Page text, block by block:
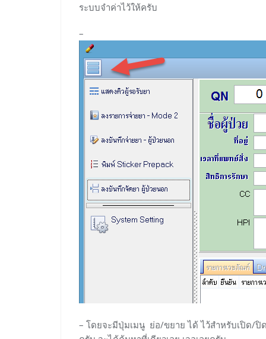
ระบบจำค่าไว้ให้ครับ
–
– โดยจะมีปุ่มเมนู ย่อ/ขยาย ได้ ไว้สำหรับเปิด/